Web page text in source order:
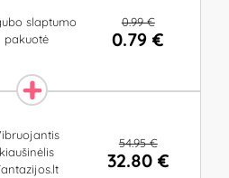
slaptumo
pakuotė
0.99 €
0.79 €
kiaušinėlis
54.95 €
32.80 €